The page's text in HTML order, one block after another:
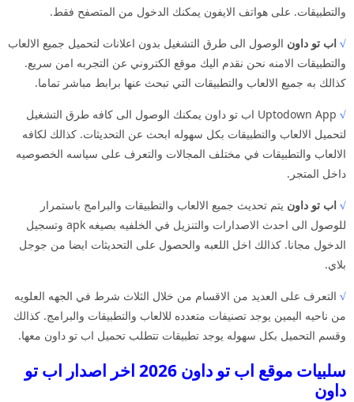
والتطبيقات. على هواتف الايفون يمكنك الدخول من المتصفح فقط.
√ اب تو داون الوصول الى طرق التشغيل بدون اعلانات لتحميل جميع الالعاب
والتطبيقات الامنه نحن نقدم اليك موقع الكتروني عن التجربه امن سريع.
كذالك به جميع الالعاب والتطبيقات التي تبحث عنها برابط مباشر تماما.
√
Uptodown App اب تو داون يمكنك الوصول الى كافه طرق التشغيل
لتحميل الالعاب والتطبيقات بكل سهوله ابحث عن التحديثات. كذالك لكافه
الالعاب والتطبيقات في مختلف المجالات والتعرف على سياسه الخصوصيه
داخل المتجر.
√ اب تو داون يتم تحديث جميع الالعاب والتطبيقات والبرامج باستمرار
للوصول الى احدث الاصدارات والتنزيل في الخلفيه بصيغه apk وتسجيل
الدخول مجانا. كذالك اخل اللعبه والحصول على التحديثات ايضا من جوجل
بلاي.
√ التعرف على العديد من الاقسام من خلال الثلاث شرط في الجهه العلويه
من ناحيه اليمين يوجد تصنيفات متعدده للالعاب والتطبيقات والبرامج. كذالك
وقسم التحميل بكل سهوله يوجد تطبيقات تتطلب تحميل اب تو داون معها.
سلبيات موقع اب تو داون 2026 اخر اصدار اب تو
داون